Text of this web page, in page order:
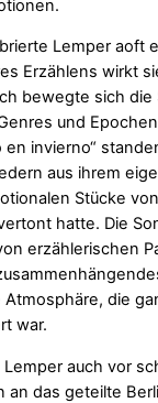
Lemper aoft
Erzählens wirkt
bewegte sich die
und
en invierno“
aus ihrem
Stücke
hatte. Die
erzählerischen
die
war.
auch vor
an das geteilte